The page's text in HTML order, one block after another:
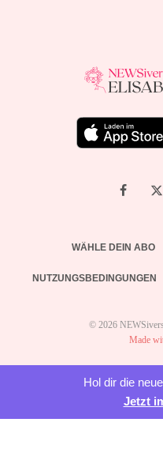
WÄHLE DEIN ABO
NUTZUNGSBEDINGUNGEN
© 2026
Made
Hol dir die
Jetzt